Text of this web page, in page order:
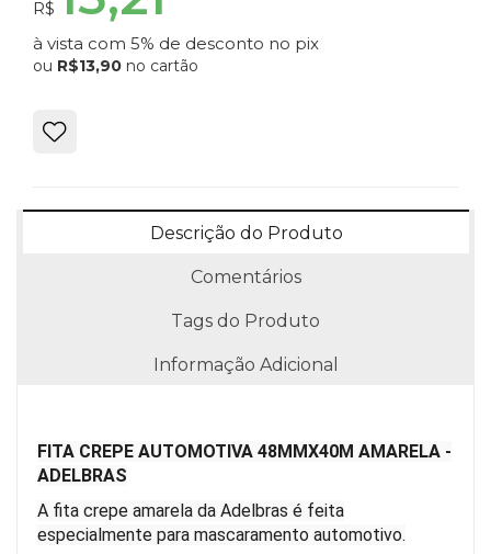
R$
à vista com 5% de desconto no pix
ou R$13,90 no cartão
Descrição do Produto
Comentários
Tags do Produto
Informação Adicional
FITA CREPE AUTOMOTIVA 48MMX40M AMARELA -
ADELBRAS
A fita crepe amarela da Adelbras é feita
especialmente para mascaramento automotivo.